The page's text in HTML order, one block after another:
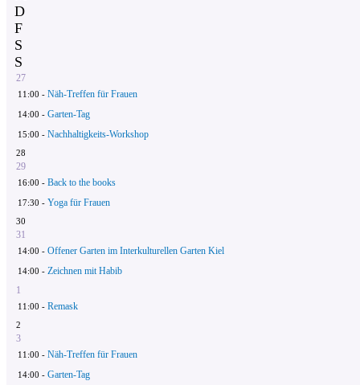
D
F
S
S
27
11:00 - Näh-Treffen für Frauen
14:00 - Garten-Tag
15:00 - Nachhaltigkeits-Workshop
28
29
16:00 - Back to the books
17:30 - Yoga für Frauen
30
31
14:00 - Offener Garten im Interkulturellen Garten Kiel
14:00 - Zeichnen mit Habib
1
11:00 - Remask
2
3
11:00 - Näh-Treffen für Frauen
14:00 - Garten-Tag